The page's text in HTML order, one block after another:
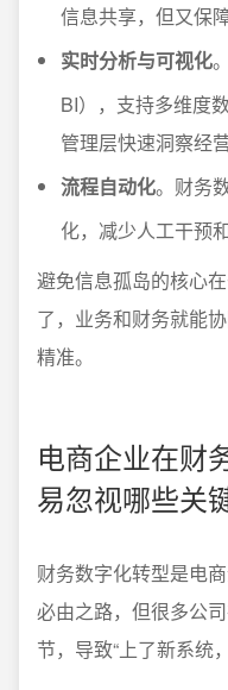
信息共享，但又保
实时分析与可视化
BI），支持多维度
管理层快速洞察经
流程自动化。财务
化，减少人工干预
避免信息孤岛的核心
了，业务和财务就能
精准。
电商企业在财
易忽视哪些关
财务数字化转型是电
必由之路，但很多公
节，导致“上了新系统